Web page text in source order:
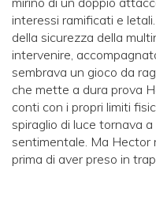
interessi ramificati e
della sicurezza della
intervenire,
sembrava un gioco da
che mette a dura prova
conti con i propri limiti
spiraglio di luce tornava
sentimentale. Ma Hector
prima di aver preso in